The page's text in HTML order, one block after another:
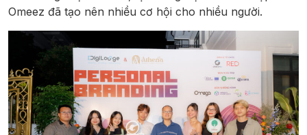
Omeez đã tạo nên nhiều cơ hội cho nhiều người.